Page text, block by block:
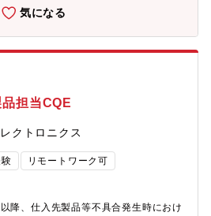
品の品質管理業務も合わせて対応して
流れに対応するための人材を求めてい
担当部品のチームに配属後、安全や
ます。ＯＪＴを中心にフォローを行
】・配属 部品本部 部品工場・就業
クス適用有
気になる
品担当CQE
クトロニクス
リモートワーク可
降、仕入先製品等不具合発生時におけ